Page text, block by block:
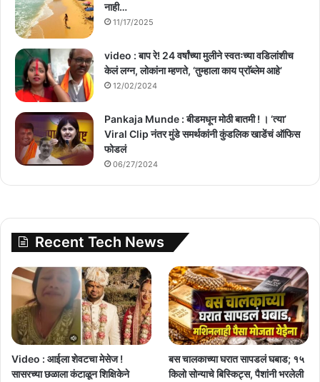
नाही…
11/17/2025
video : बाप रे! 24 वर्षांच्या मुलीने स्वतःच्या वडिलांशीच
केलं लग्न, लोकांना म्हणते, ‘तुम्हाला काय प्राॅब्लेम आहे’
12/02/2024
Pankaja Munde : बीडमधून मोठी बातमी ! । ‘त्या’
Viral Clip नंतर मुंडे समर्थकांनी कुंडलिक खाडेंचं ऑफिस
फोडलं
06/27/2024
Recent Tech News
Video : आईला शेवटचा मेसेज !
सासरच्या छळाला कंटाळून शिक्षिकेने
बस चालकाच्या घरात सापडलं घबाड; १५
किलो सोन्याचे बिस्किट्स, पैशांनी भरलेली